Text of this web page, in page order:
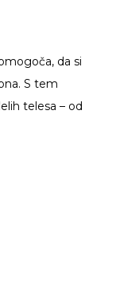
da si
S tem
telesa – od